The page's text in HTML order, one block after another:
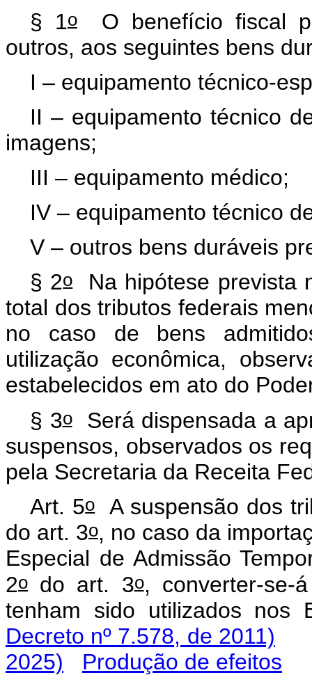
§ 1oO benefício fiscal
outros, aos seguintes bens
I – equipamento técnico-
II – equipamento técnico
imagens;
III – equipamento médico;
IV – equipamento técnico
V – outros bens duráveis
§ 2oNa hipótese prevista
total dos tributos federais
no caso de bens
utilização econômica,
estabelecidos em ato do
§ 3oSerá dispensada a
suspensos, observados os
pela Secretaria da Receita
Art. 5oA suspensão dos
do art. 3o, no caso da
Especial de Admissão
2o do art. 3o, converter-se-
tenham sido utilizados
Decreto nº 7.578, de 2011)
2025)
Produção de efeitos